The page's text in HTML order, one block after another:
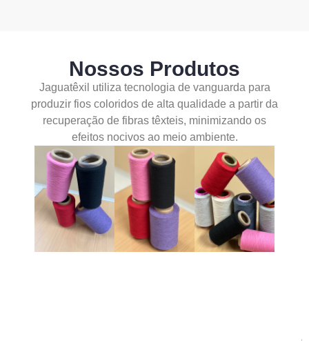
Nossos Produtos
Jaguatêxil utiliza tecnologia de vanguarda para
produzir fios coloridos de alta qualidade a partir da
recuperação de fibras têxteis, minimizando os
efeitos nocivos ao meio ambiente.